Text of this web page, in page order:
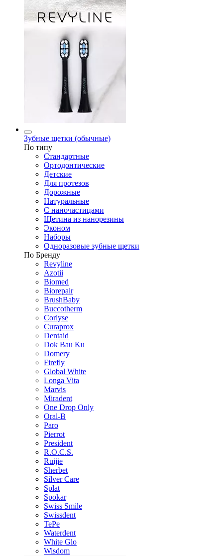
Зубные щетки (обычные)
По типу
Стандартные
Ортодонтические
Детские
Для протезов
Дорожные
Натуральные
С наночастицами
Щетина из нанорезины
Эконом
Наборы
Одноразовые зубные щетки
По Бренду
Revyline
Azotii
Biomed
Biorepair
BrushBaby
Buccotherm
Corlyse
Curaprox
Dentaid
Dok Bau Ku
Domery
Firefly
Global White
Longa Vita
Marvis
Miradent
One Drop Only
Oral-B
Paro
Pierrot
President
R.O.C.S.
Ruijie
Sherbet
Silver Care
Splat
Spokar
Swiss Smile
Swissdent
TePe
Waterdent
White Glo
Wisdom